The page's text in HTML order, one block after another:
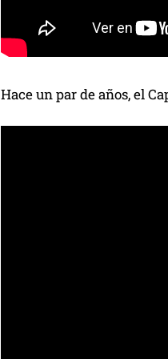
Hace un par de años, el